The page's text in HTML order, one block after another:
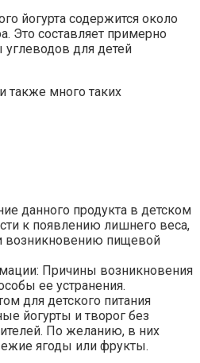
йогурта содержится около
Это составляет примерно
для детей
также много таких
данного продукта в детском
к появлению лишнего веса,
возникновению пищевой
Причины возникновения
ее устранения.
для детского питания
йогурты и творог без
По желанию, в них
ягоды или фрукты.